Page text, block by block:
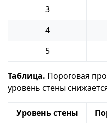
3
4
5
Таблица. Пороговая
уровень стены
Уровень стены